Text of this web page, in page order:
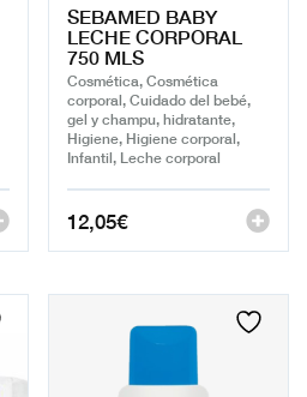
SEBAMED BABY
LECHE CORPORAL
750 MLS
Cosmética, Cosmética
corporal, Cuidado del bebé,
gel y champu, hidratante,
Higiene, Higiene corporal,
Infantil, Leche corporal
12,05€